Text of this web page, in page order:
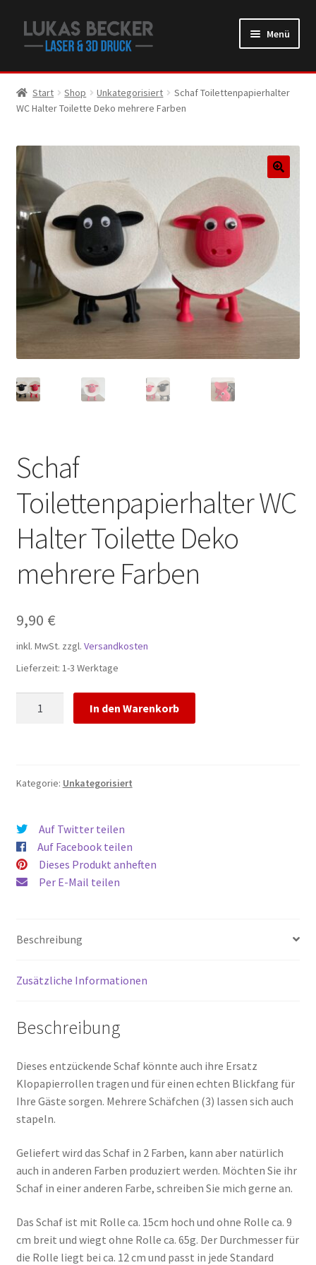
Zur
Navigation
Zum
Inhalt
Menü
Start Shop Unkategorisiert
Schaf Toilettenpapierhalter
WC Halter Toilette Deko mehrere Farben
Schaf
Toilettenpapierhalter WC
Halter Toilette Deko
mehrere Farben
9,90 €
inkl. MwSt. zzgl. Versandkosten
Lieferzeit: 1-3 Werktage
Deko
Farben
Menge
In den Warenkorb
Kategorie: Unkategorisiert
Auf Twitter teilen
Auf Facebook teilen
Dieses Produkt anheften
Per E-Mail teilen
Beschreibung
Zusätzliche Informationen
Beschreibung
Dieses entzückende Schaf könnte auch ihre Ersatz
Klopapierrollen tragen und für einen echten Blickfang für
Ihre Gäste sorgen. Mehrere Schäfchen (3) lassen sich auch
stapeln.
Geliefert wird das Schaf in 2 Farben, kann aber natürlich
auch in anderen Farben produziert werden. Möchten Sie ihr
Schaf in einer anderen Farbe, schreiben Sie mich gerne an.
Das Schaf ist mit Rolle ca. 15cm hoch und ohne Rolle ca. 9
cm breit und wiegt ohne Rolle ca. 65g. Der Durchmesser für
die Rolle liegt bei ca. 12 cm und passt in jede Standard